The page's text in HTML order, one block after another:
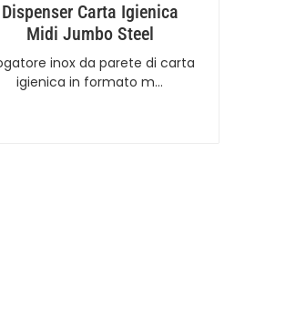
Dispenser Carta Igienica
Midi Jumbo Steel
inox da parete di carta
igienica in formato m…